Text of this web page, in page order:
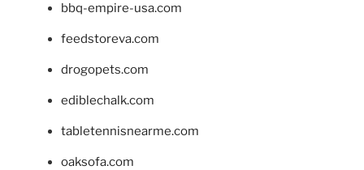
bbq-empire-usa.com
feedstoreva.com
drogopets.com
ediblechalk.com
tabletennisnearme.com
oaksofa.com